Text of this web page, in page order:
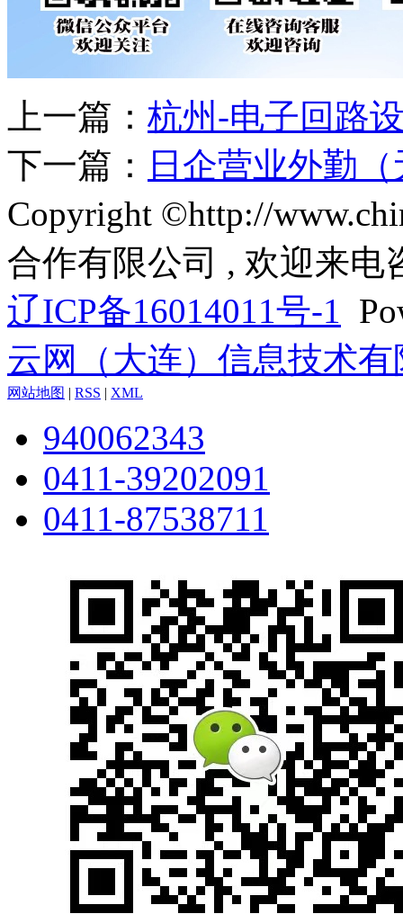
上一篇： 杭州-电子回路
下一篇：
日企营业外勤
Copyright ©http://
合作有限公司 , 欢迎来电
辽ICP备16014011号-1
云网（大连）信息技术有
网站地图 | RSS | XML
940062343
0411-39202091
0411-87538711